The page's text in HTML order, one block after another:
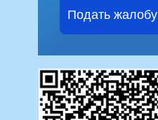
Подать жалобу